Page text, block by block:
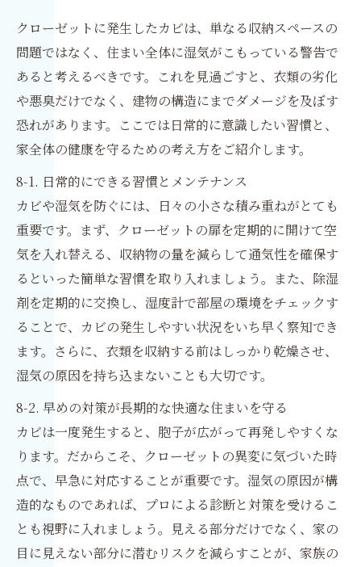
クローゼットに発生したカビは、単なる収納スペースの
問題ではなく、住まい全体に湿気がこもっている警告で
あると考えるべきです。これを見過ごすと、衣類の劣化
や悪臭だけでなく、建物の構造にまでダメージを及ぼす
恐れがあります。ここでは日常的に意識したい習慣と、
家全体の健康を守るための考え方をご紹介します。
8-1. 日常的にできる習慣とメンテナンス
カビや湿気を防ぐには、日々の小さな積み重ねがとても
重要です。まず、クローゼットの扉を定期的に開けて空
気を入れ替える、収納物の量を減らして通気性を確保す
るといった簡単な習慣を取り入れましょう。また、除湿
剤を定期的に交換し、湿度計で部屋の環境をチェックす
ることで、カビの発生しやすい状況をいち早く察知でき
ます。さらに、衣類を収納する前はしっかり乾燥させ、
湿気の原因を持ち込まないことも大切です。
8-2. 早めの対策が長期的な快適な住まいを守る
カビは一度発生すると、胞子が広がって再発しやすくな
ります。だからこそ、クローゼットの異変に気づいた時
点で、早急に対応することが重要です。湿気の原因が構
造的なものであれば、プロによる診断と対策を受けるこ
とも視野に入れましょう。見える部分だけでなく、家の
目に見えない部分に潜むリスクを減らすことが、家族の